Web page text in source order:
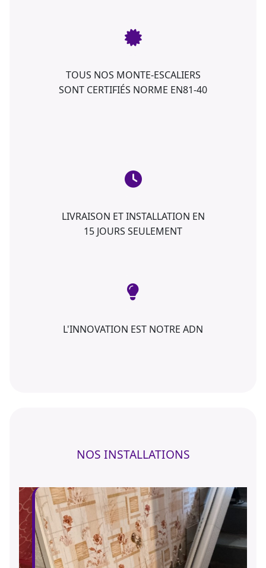
TOUS NOS MONTE-ESCALIERS
SONT CERTIFIÉS NORME EN81-40
LIVRAISON ET INSTALLATION EN
15 JOURS SEULEMENT
L'INNOVATION EST NOTRE ADN
NOS INSTALLATIONS